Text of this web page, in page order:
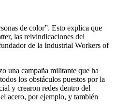
de color”. Esto explica que
las reivindicaciones del
de la Industrial Workers of
una campaña militante que ha
los obstáculos puestos por la
y crearon redes dentro del
acero, por ejemplo, y también